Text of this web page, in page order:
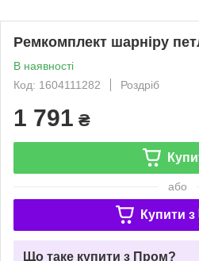
Ремкомплект шарніру
В наявності
Код: 1604111282
Роздріб
1 791 ₴
або
Купити з
Що таке купити з Пром?